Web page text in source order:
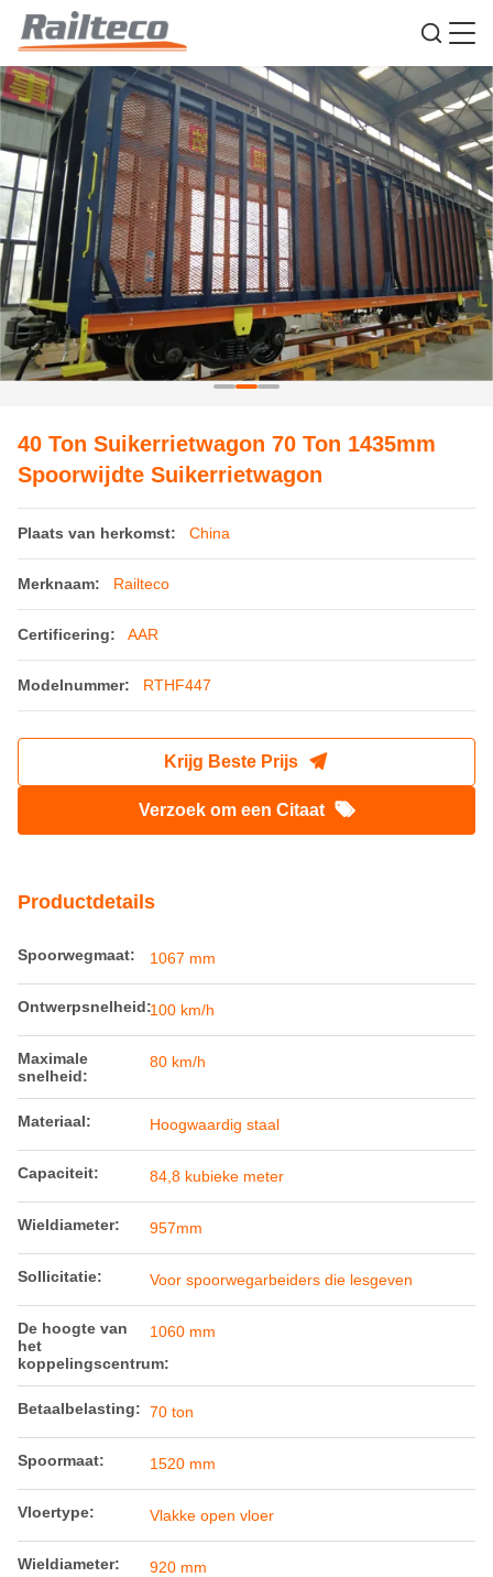
40 Ton Suikerrietwagon 70 Ton 1435mm
Spoorwijdte Suikerrietwagon
Plaats van herkomst: China
Merknaam: Railteco
Certificering: AAR
Modelnummer: RTHF447
Krijg Beste Prijs
Verzoek om een Citaat
Productdetails
Spoorwegmaat: 1067 mm
Ontwerpsnelheid:100 km/h
Maximale
snelheid:
80 km/h
Materiaal: Hoogwaardig staal
Capaciteit: 84,8 kubieke meter
Wieldiameter: 957mm
Sollicitatie: Voor spoorwegarbeiders die lesgeven
De hoogte van
het
koppelingscentrum:
1060 mm
Betaalbelasting: 70 ton
Spoormaat: 1520 mm
Vloertype: Vlakke open vloer
Wieldiameter: 920 mm